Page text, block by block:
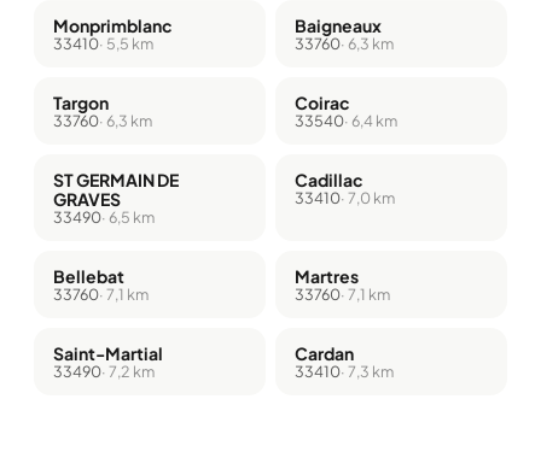
Monprimblanc
33410· 5,5 km
Baigneaux
33760· 6,3 km
Targon
33760· 6,3 km
Coirac
33540· 6,4 km
ST GERMAIN DE
GRAVES
33490· 6,5 km
Cadillac
33410· 7,0 km
Bellebat
33760· 7,1 km
Martres
33760· 7,1 km
Saint-Martial
33490· 7,2 km
Cardan
33410· 7,3 km